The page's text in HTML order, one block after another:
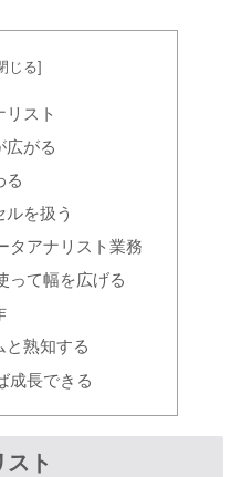
リスト
広がる
る
を扱う
タアナリスト業務
って幅を広げる
と熟知する
成長できる
ト